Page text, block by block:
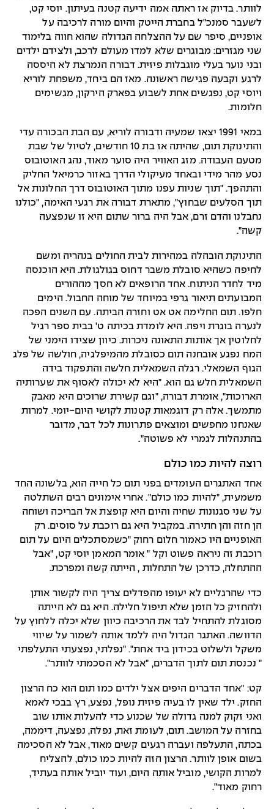
לוותר. בדיוק אז ראתה אמה ידיעה קטנה בעיתון. יוסי קט,
לשעבר סמנכ"ל בחברת הייטק והיום מורה לרכיבה על
אופניים, סיפר שם על ההצלחה הגדולה שהוא חווה בלימוד
שני מגזרים: מבוגרים שלא למדו מעולם לרכב, ולצידם ילדים
ובני נוער בעלי מוגבלות פיזית. דבורה הנמרצת לא היססה
לרגע וקבעה פגישה ראשונה. מאז הם ביחד, משפחת לוריא
ויוסי קט, נפגשים אחת לשבוע בפארק הירקון, מגשימים
חלומות.
במאי 1991 יצאו שמעיה ודבורה לוריא, עם הבת הבכורה עדי
והתינוקת תום, שהיתה אז בת 10 חודשים, לטיול של שבת
מטעם העבודה. מזג האוויר היה סוער מאוד, נהג האוטובוס
נסע מהר מידי ובאחד מעיקולי הדרך באזור כרמיאל החליק
והתהפך. "תוך שניות עפנו מתוך האוטובוס דרך החלונות אל
תוך הסלעים שבחוץ", מתארת דבורה את רגעי האימה, "כולנו
נחבלנו והדם זרם, אבל היה ברור שתום היא זו שנפצעה
קשה".
התינוקת הובהלה במהירות לבית החולים בנהריה ומשם
לחיפה כשהיא סובלת משבר דחוס בגולגולת. היא הוכנסה
מיד לחדר הניתוח. אחד הרופאים לא חסך מההורים
המבועתים תיאור גרפי במיוחד של מוחה החבול. הימים
חלפו. תום החלימה אט אט וחזרה הביתה. עם השנים הפכה
לנערה בוגרת ויפה. היא לומדת בכיתה ט' בבית ספר רגיל
לחלוטין אך אותות התאונה ניכרות. כיוון שצידו הימני של
המח נפגע אובחנה תום כסובלת מהמיפלגיה, חולשה של פלג
הגוף השמאלי. רגלה השמאלית חלשה והתפקוד בידה
השמאלית חלש גם הוא. "היא לא יכולה לאסוף את שערותיה
הארוכות", אומרת דבורה, "וגם קשירת שרוכים היא מאבק
מתמשך. אלה רק דוגמאות קטנות לקושי היום-יומי. למרות
שאנחנו מחפשים ומוצאים פתרונות לכל דבר, מדובר
בהתנהלות לגמרי לא פשוטה".
רוצה להיות כמו כולם
אחד האתגרים העומדים בפני תום כל חייה הוא, בלשונה החד
משמעית, "להיות כמו כולם". אחרי אימונים רבים השתלטה
על שני סגנונות שחיה והיום היא קופצת אל הבריכה ושוחה
הן חזה והן חתירה. במקביל היא גם רוכבת על סוסים. רק
האופניים היו כאמור חלום רחוק "כשמסתכלים היום על תום
רוכבת זה ניראה פשוט וקל " אומר המאמן יוסי קט, "אבל
ההתחלה, כדרכן של התחלות , הייתה קשה ומפרכת.
כדי שהרגליים לא יעופו מהפדלים צריך היה לקשור אותן
ולהחזיק כל הזמן שלא תיפול חלילה. היא גם לא הייתה
מסוגלת להתחיל לבד את הרכיבה כיוון שלא יכלה ללחוץ על
הדוושה. האתגר הגדול היה ללמד אותה לשמור על שיווי
משקל ולשלוט בכידון ביד אחת". "נפלתי, נפצעתי התעלפתי
" נכנסת תום לתוך הדברים, "אבל לא הסכמתי לוותר".
קט: "אחד הדברים היפים אצל ילדים כמו תום הוא כח הרצון
החזק. ילד שאין לו בעיה פיזית נופל, נפצע, רץ בבכי לאמא
ואני זקוק למנה גדולה של שכנוע כדי להעלות אותו שוב
בחזרה על המושב. תום, לעומת זאת, נפלה, נפצעה, דיממה,
בכתה, התעלפה ועברה רגעים קשים מאוד, אבל לא הסכימה
בשום אופן לוותר. הרצון הזה להיות כמו כולם, להצליח
למרות הקושי, מוביל אותה היום, ועוד יוביל אותה בעתיד,
רחוק מאוד".